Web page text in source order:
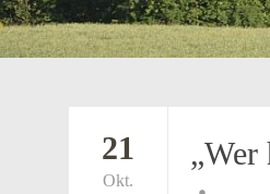
21
Okt.
„Wer